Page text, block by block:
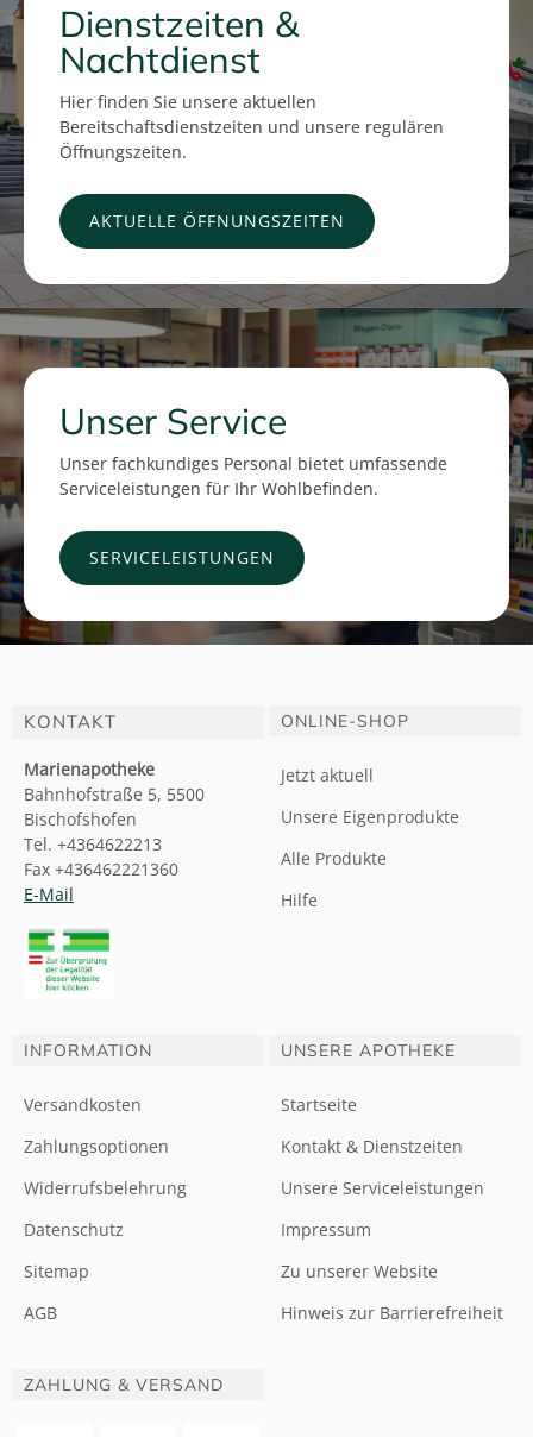
Dienstzeiten &
Nachtdienst
Hier finden Sie unsere aktuellen
Bereitschaftsdienstzeiten und unsere regulären
Öffnungszeiten.
AKTUELLE ÖFFNUNGSZEITEN
Unser Service
Unser fachkundiges Personal bietet umfassende
Serviceleistungen für Ihr Wohlbefinden.
SERVICELEISTUNGEN
KONTAKT
Marienapotheke
Bahnhofstraße 5, 5500
Bischofshofen
Tel. +4364622213
Fax +436462221360
E-Mail
ONLINE-SHOP
Jetzt aktuell
Unsere Eigenprodukte
Alle Produkte
Hilfe
INFORMATION
Versandkosten
Zahlungsoptionen
Widerrufsbelehrung
Datenschutz
Sitemap
AGB
UNSERE APOTHEKE
Startseite
Kontakt & Dienstzeiten
Unsere Serviceleistungen
Impressum
Zu unserer Website
Hinweis zur Barrierefreiheit
ZAHLUNG & VERSAND